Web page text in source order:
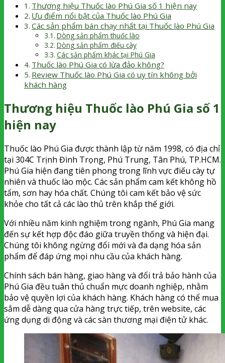
Thương hiệu Thuốc lào Phú Gia số 1 hiện nay
Ưu điểm nổi bật của Thuốc lào Phú Gia
Các sản phẩm bán chạy nhất tại Thuốc lào Phú Gia
Dòng sản phẩm thuốc lào
Dòng sản phẩm điếu cày
Các sản phẩm khác tại Phú Gia
Thuốc lào Phú Gia có lừa đảo không?
Review Thuốc lào Phú Gia có uy tín không bởi
khách hàng
Thương hiệu Thuốc lào Phú Gia số 1
hiện nay
Thuốc lào Phú Gia được thành lập từ năm 1998, có địa chỉ
tại 304C Trịnh Đình Trọng, Phú Trung, Tân Phú, TP.HCM.
Phú Gia hiện đang tiên phong trong lĩnh vực điếu cày tự
nhiên và thuốc lào mộc. Các sản phẩm cam kết không hồ
tẩm, sơn hay hóa chất. Chúng tôi cam kết bảo vệ sức
khỏe cho tất cả các lào thủ trên khắp thế giới.
Với nhiều năm kinh nghiệm trong ngành, Phú Gia mang
đến sự kết hợp độc đáo giữa truyền thống và hiện đại.
Chúng tôi không ngừng đổi mới và đa dạng hóa sản
phẩm để đáp ứng mọi nhu cầu của khách hàng.
Chính sách bán hàng, giao hàng và đổi trả bảo hành của
Phú Gia đều tuân thủ chuẩn mực doanh nghiệp, nhằm
bảo vệ quyền lợi của khách hàng. Khách hàng có thể mua
sắm dễ dàng qua cửa hàng trực tiếp, trên website, các
ứng dụng di động và các sàn thương mại điện tử khác.